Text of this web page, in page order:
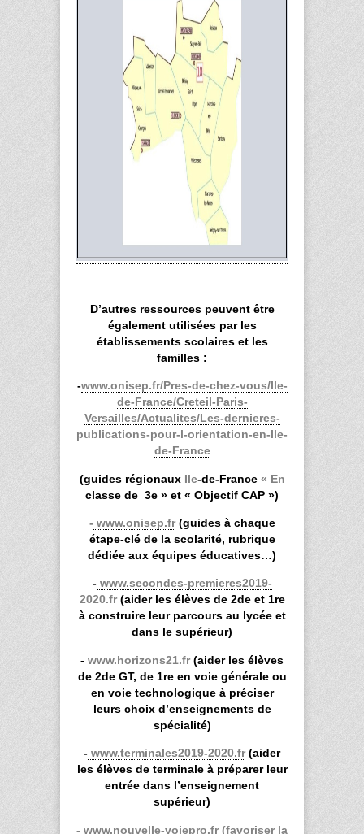
D’autres ressources peuvent être
également utilisées par les
établissements scolaires et les
familles :
-www.onisep.fr/Pres-de-chez-vous/Ile-
de-France/Creteil-Paris-
Versailles/Actualites/Les-dernieres-
publications-pour-l-orientation-en-Ile-
de-France
(guides régionaux Ile-de-France « En
classe de 3e » et « Objectif CAP »)
- www.onisep.fr(guides à chaque
étape-clé de la scolarité, rubrique
dédiée aux équipes éducatives…)
-www.secondes-premieres2019-
2020.fr (aider les élèves de 2de et 1re
à construire leur parcours au lycée et
dans le supérieur)
- www.horizons21.fr (aider les élèves
de 2de GT, de 1reen voie générale ou
en voie technologique à préciser
leurs choix d’enseignements de
spécialité)
- www.terminales2019-2020.fr (aider
les élèves de terminale à préparer leur
entrée dans l’enseignement
supérieur)
- www.nouvelle-voiepro.fr (favoriser la